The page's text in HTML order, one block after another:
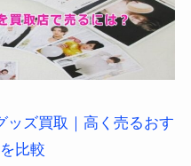
ッズ買取｜高く売るおす
比較